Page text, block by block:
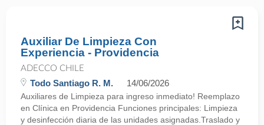
Auxiliar De Limpieza Con
Experiencia - Providencia
ADECCO CHILE
Todo Santiago R. M. 14/06/2026
Auxiliares de Limpieza para ingreso inmediato! Reemplazo
en Clínica en Providencia Funciones principales: Limpieza
y desinfección diaria de las unidades asignadas.Traslado y